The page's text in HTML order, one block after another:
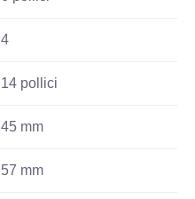
4
14 pollici
45 mm
57 mm